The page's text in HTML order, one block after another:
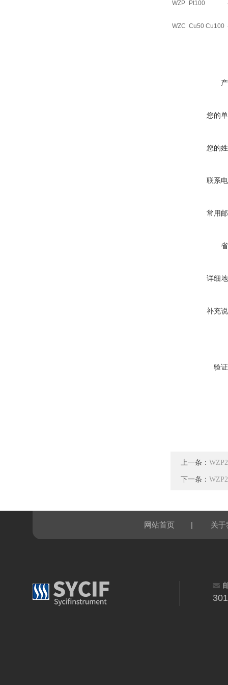
WZP Pt100
WZC Cu50 Cu100
您的
您的
联系
常用
详细
补充
验
上一条：
下一条：
网站首页 | 关于